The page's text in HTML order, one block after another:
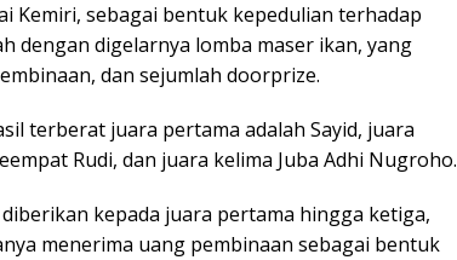
Kemiri, sebagai bentuk kepedulian terhadap
dengan digelarnya lomba maser ikan, yang
dan sejumlah doorprize.
terberat juara pertama adalah Sayid, juara
Rudi, dan juara kelima Juba Adhi Nugroho.
kepada juara pertama hingga ketiga,
menerima uang pembinaan sebagai bentuk